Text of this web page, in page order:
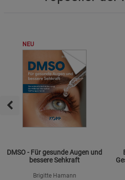
NEU
DMSO - Für gesunde Augen und
bessere Sehkraft
Brigitte Hamann